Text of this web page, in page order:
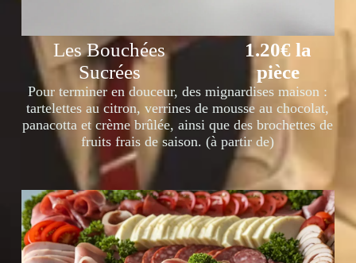
Les Bouchées
Sucrées
1.20€ la
pièce
Pour terminer en douceur, des mignardises maison :
tartelettes au citron, verrines de mousse au chocolat,
panacotta et crème brûlée, ainsi que des brochettes de
fruits frais de saison. (à partir de)